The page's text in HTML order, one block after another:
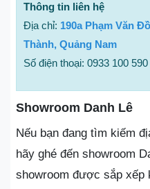
Thông tin liên hệ
Địa chỉ: 190a Phạm Văn
Thành, Quảng Nam
Số điện thoại: 0933 100 590
Showroom Danh Lê
Nếu bạn đang tìm kiếm
hãy ghé đến showroom
showroom được sắp xếp